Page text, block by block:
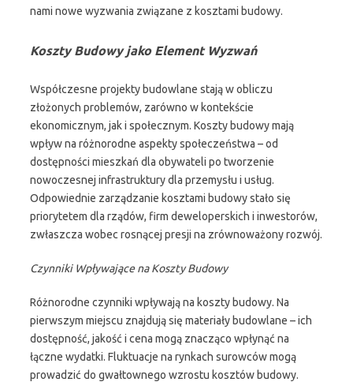
nami nowe wyzwania związane z kosztami budowy.
Koszty Budowy jako Element Wyzwań
Współczesne projekty budowlane stają w obliczu
złożonych problemów, zarówno w kontekście
ekonomicznym, jak i społecznym. Koszty budowy mają
wpływ na różnorodne aspekty społeczeństwa – od
dostępności mieszkań dla obywateli po tworzenie
nowoczesnej infrastruktury dla przemysłu i usług.
Odpowiednie zarządzanie kosztami budowy stało się
priorytetem dla rządów, firm deweloperskich i inwestorów,
zwłaszcza wobec rosnącej presji na zrównoważony rozwój.
Czynniki Wpływające na Koszty Budowy
Różnorodne czynniki wpływają na koszty budowy. Na
pierwszym miejscu znajdują się materiały budowlane – ich
dostępność, jakość i cena mogą znacząco wpłynąć na
łączne wydatki. Fluktuacje na rynkach surowców mogą
prowadzić do gwałtownego wzrostu kosztów budowy.